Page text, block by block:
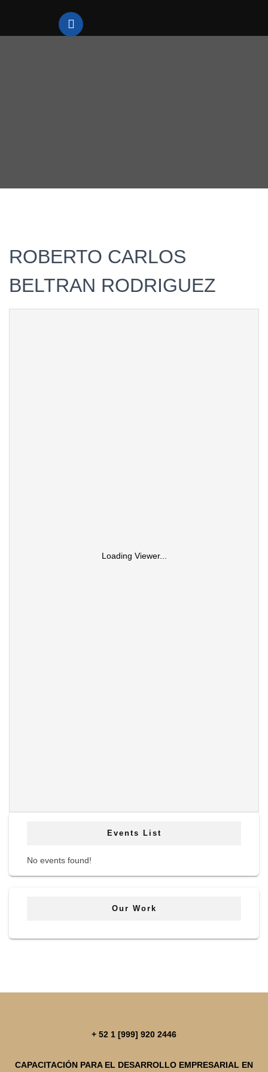
ROBERTO CARLOS
BELTRAN RODRIGUEZ
Loading Viewer...
Events List
No events found!
Our Work
+ 52 1 [999] 920 2446
CAPACITACIÓN PARA EL DESARROLLO EMPRESARIAL EN